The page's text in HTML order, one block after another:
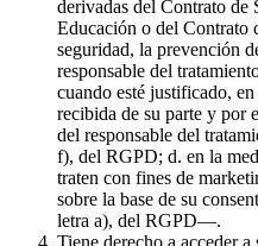
derivadas del Contrato
Educación o del Contrato
seguridad, la prevención
responsable del
cuando esté justificado,
recibida de su parte y por
del responsable del
f), del RGPD; d. en la
traten con fines de
sobre la base de su
letra a), del RGPD—.
Tiene derecho a acceder